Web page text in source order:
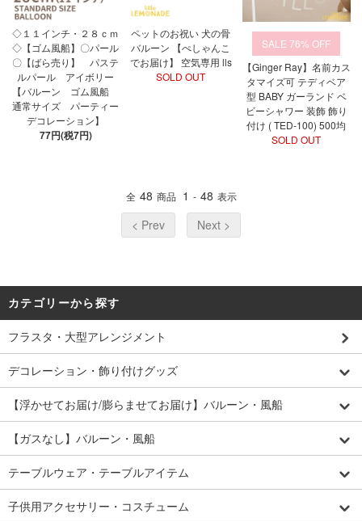
◇１１インチ・２８ｃｍ
◇【ゴム風船】〇パール
〇【ばら売り】 パステ
ルパール アイボリー
【バルーン ゴム風船
通常サイズ パーティー
デコレーション】
77円(税7円)
ペットのお祝い 犬の骨
バルーン 【ぺしゃんこ
でお届け】 空気専用 lls
SOLD OUT
76%
【Ginger Ray】名前カス
タマイズ可 テディベア
型 BABY ガーランド ベ
ビーシャワー 装飾 飾り
付け ( TED-100) 500均
SOLD OUT
全 48 商品 1 - 48 表示
< Prev Next >
カテゴリーから探す
フラスタ・大型アレンジメント
デコレーション・飾り付けグッズ
【浮かせてお届け/膨らませてお届け】バルーン・風船
【ガスなし】バルーン・風船
テーブルウェア・テーブルアイテム
子供用アクセサリー・コスチューム